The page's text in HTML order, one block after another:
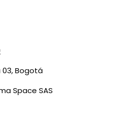
Bogotá
Space SAS